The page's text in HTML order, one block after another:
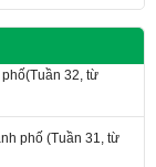
32, từ
phố (Tuần 31, từ